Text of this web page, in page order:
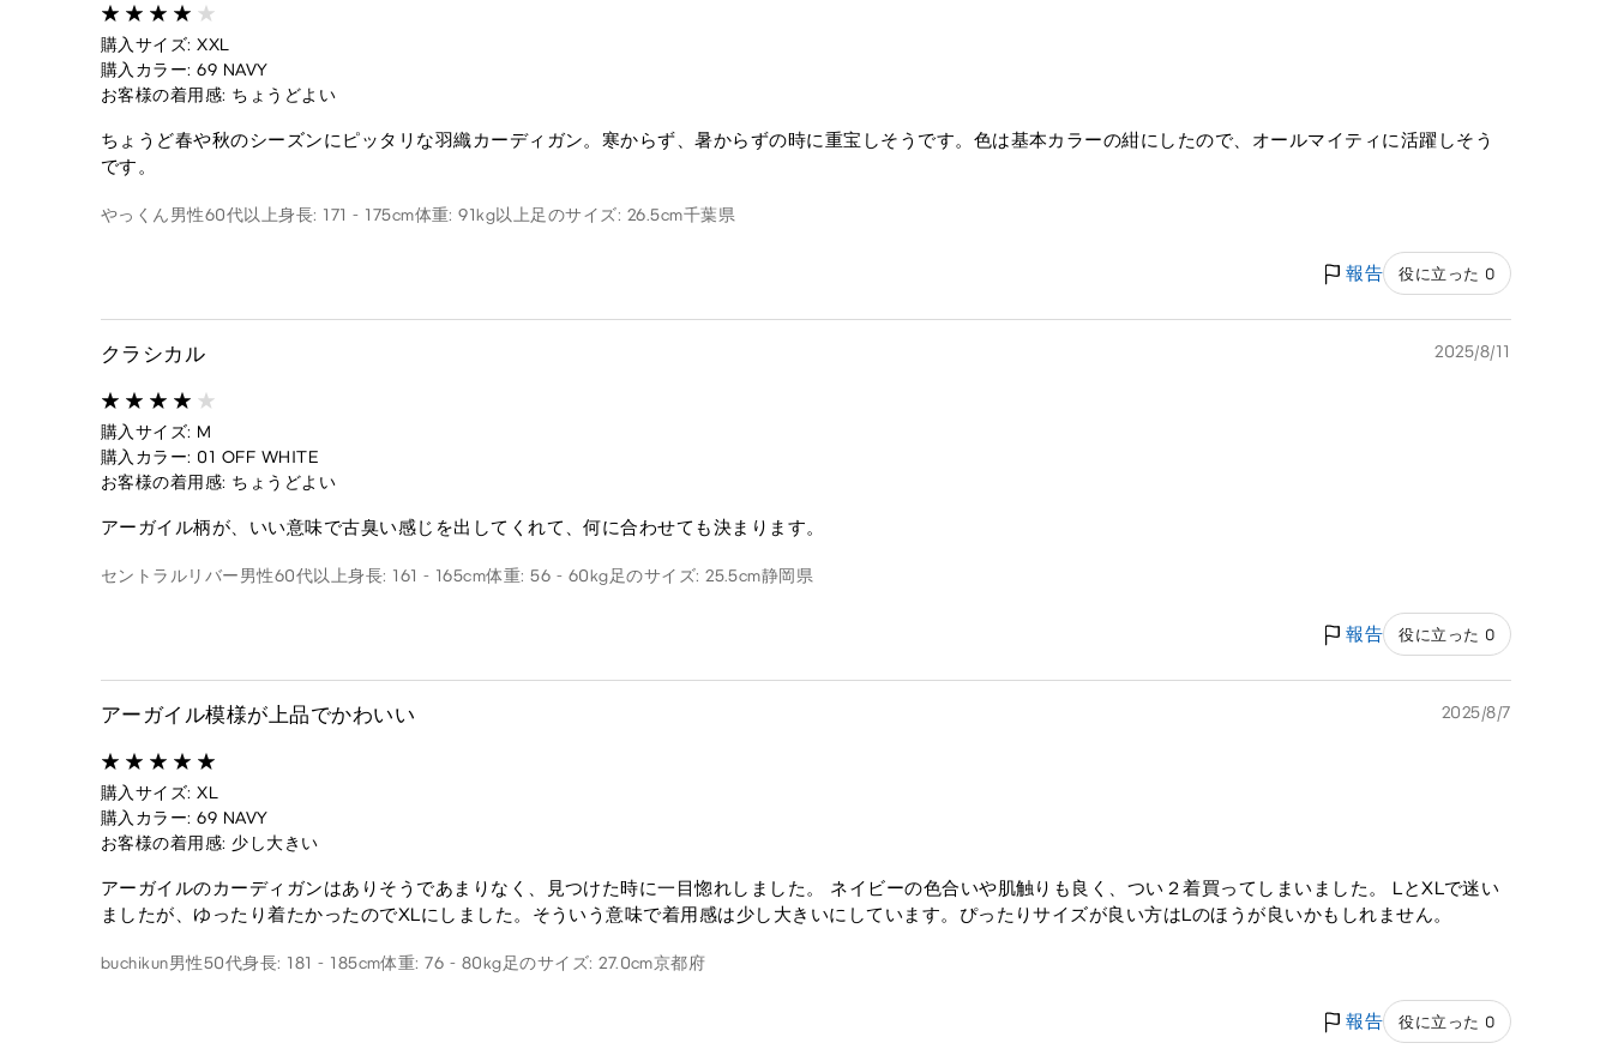
購入サイズ: XXL
購入カラー: 69 NAVY
お客様の着用感: ちょうどよい
ちょうど春や秋のシーズンにピッタリな羽織カーディガン。寒からず、暑からずの時に重宝しそうです。色は基本カラーの紺にしたので、オールマイティに活躍しそう
です。
やっくん男性60代以上身長: 171 - 175cm体重: 91kg以上足のサイズ: 26.5cm千葉県
報告 役に立った 0
クラシカル 2025/8/11
購入サイズ: M
購入カラー: 01 OFF WHITE
お客様の着用感: ちょうどよい
アーガイル柄が、いい意味で古臭い感じを出してくれて、何に合わせても決まります。
セントラルリバー男性60代以上身長: 161 - 165cm体重: 56 - 60kg足のサイズ: 25.5cm静岡県
報告 役に立った 0
アーガイル模様が上品でかわいい 2025/8/7
購入サイズ: XL
購入カラー: 69 NAVY
お客様の着用感: 少し大きい
アーガイルのカーディガンはありそうであまりなく、見つけた時に一目惚れしました。 ネイビーの色合いや肌触りも良く、つい２着買ってしまいました。 LとXLで迷い
ましたが、ゆったり着たかったのでXLにしました。そういう意味で着用感は少し大きいにしています。ぴったりサイズが良い方はLのほうが良いかもしれません。
buchikun男性50代身長: 181 - 185cm体重: 76 - 80kg足のサイズ: 27.0cm京都府
報告 役に立った 0